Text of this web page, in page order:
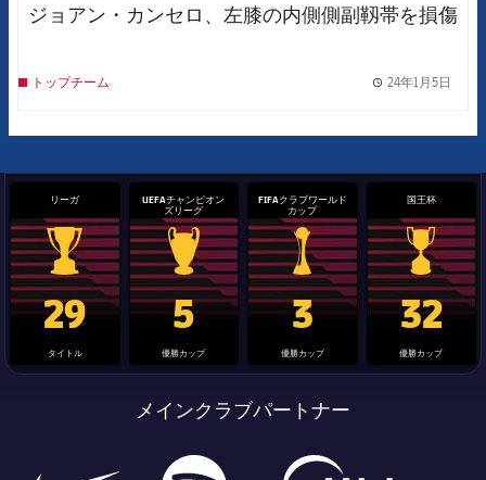
ジョアン・カンセロ、左膝の内側側副靱帯を損傷
トップチーム 24年1月5日
リーガ
La Liga trophy
29
タイトル
UEFAチャンピオン
ズリーグ
Champions League trophy
5
優勝カップ
FIFAクラブワールド
カップ
label.aria.clubworldcup
3
優勝カップ
国王杯
国王杯
32
優勝カップ
メインクラブパートナー